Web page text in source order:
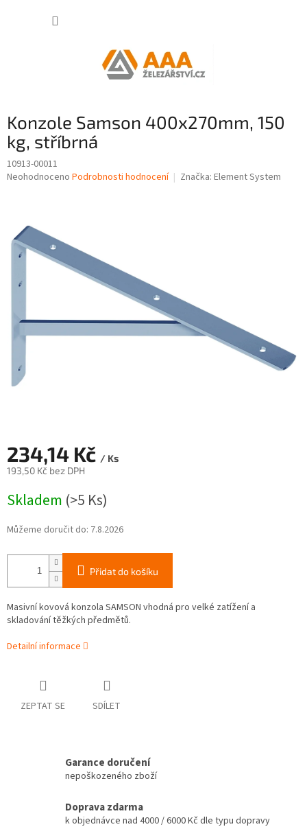
Konzole Samson 400x270mm, 150
kg, stříbrná
10913-00011
Průměrné
Neohodnoceno Podrobnosti hodnocení Značka: Element System
234,14 Kč / Ks
193,50 Kč bez DPH
cena:
Skladem (>5 Ks)
Můžeme doručit do: 7.8.2026
Přidat do košíku
Masivní kovová konzola SAMSON vhodná pro velké zatížení a
skladování těžkých předmětů.
Detailní informace
ZEPTAT SE SDÍLET
Garance doručení
nepoškozeného zboží
Doprava zdarma
k objednávce nad 4000 / 6000 Kč dle typu dopravy